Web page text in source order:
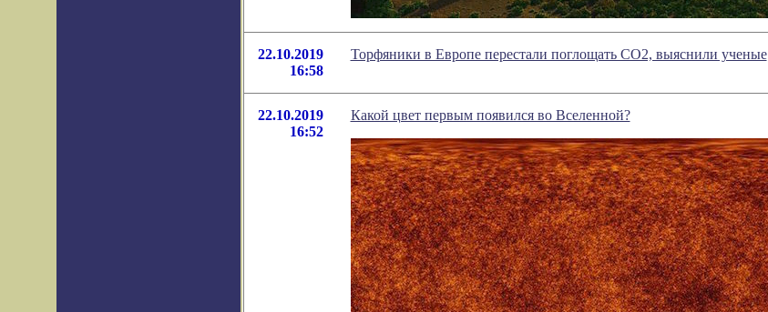
22.10.2019
16:58
Торфяники в Европе перестали поглощать CO2, выяснили ученые
22.10.2019
16:52
Какой цвет первым появился во Вселенной?